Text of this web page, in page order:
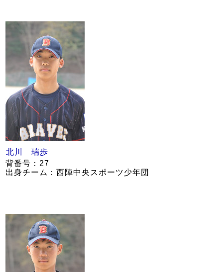
北川 瑞歩
背番号：27
出身チーム：西陣中央スポーツ少年団